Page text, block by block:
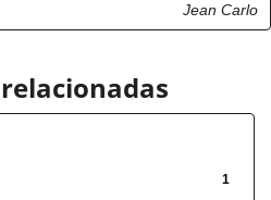
Jean Carlo
1